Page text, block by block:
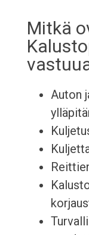
Mitkä
Auton